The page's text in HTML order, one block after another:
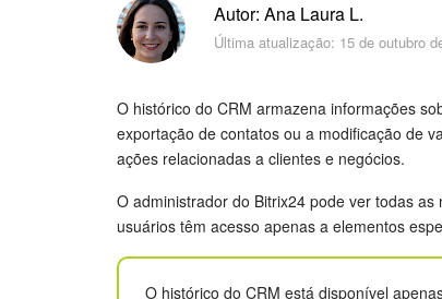
Autor: Ana Laura L.
Última atualização: 15 de outubro
O histórico do CRM armazena informações
exportação de contatos ou a modificação de
ações relacionadas a clientes e negócios.
O administrador do Bitrix24 pode ver todas
usuários têm acesso apenas a elementos
O histórico do CRM está disponível